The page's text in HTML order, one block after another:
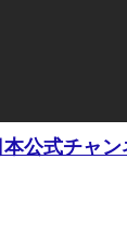
公式チャン